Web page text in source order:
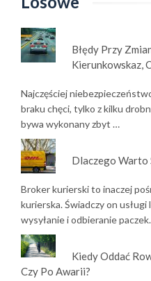
Błędy Przy
Kierunkowskaz,
Najczęściej
braku chęci, tylko z kilku
bywa wykonany zbyt …
Dlaczego Warto
Broker kurierski to inaczej
kurierska. Świadczy on
wysyłanie i odbieranie
Kiedy Oddać
Czy Po Awarii?